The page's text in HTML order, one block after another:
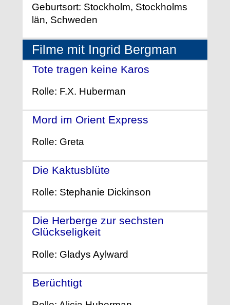
Geburtsort: Stockholm, Stockholms
län, Schweden
Filme mit Ingrid Bergman
Tote tragen keine Karos
Rolle: F.X. Huberman
Mord im Orient Express
Rolle: Greta
Die Kaktusblüte
Rolle: Stephanie Dickinson
Die Herberge zur sechsten
Glückseligkeit
Rolle: Gladys Aylward
Berüchtigt